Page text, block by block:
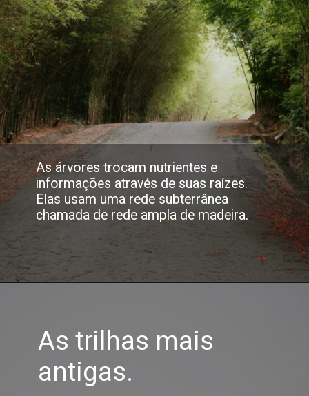
As árvores trocam nutrientes e
informações através de suas raízes.
Elas usam uma rede subterrânea
chamada de rede ampla de madeira.
As trilhas mais
antigas.